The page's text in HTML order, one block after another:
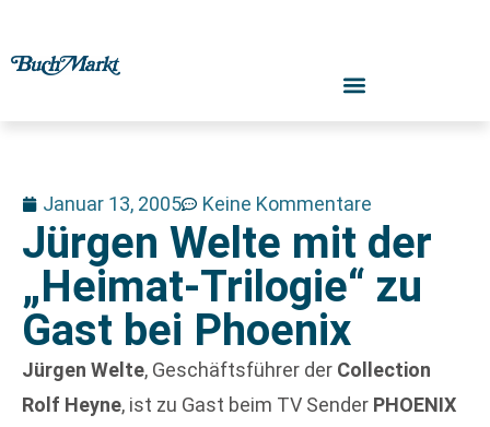
Januar 13, 2005 Keine Kommentare
Jürgen Welte mit der
„Heimat-Trilogie“ zu
Gast bei Phoenix
Jürgen Welte, Geschäftsführer der Collection
Rolf Heyne, ist zu Gast beim TV Sender PHOENIX